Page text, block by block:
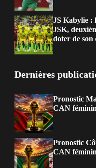
JS Kabylie :
JSK,
doter de son
Dernières
Pronostic
CAN
Pronostic
CAN